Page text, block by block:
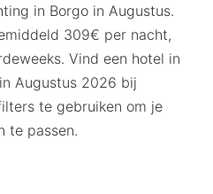
in Borgo in Augustus.
309€ per nacht,
Vind een hotel in
Augustus 2026 bij
te gebruiken om je
te passen.